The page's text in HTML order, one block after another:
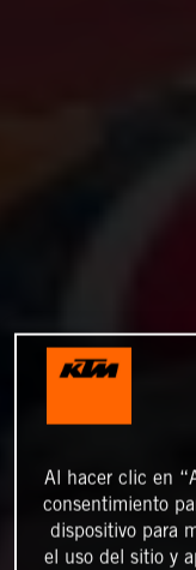
Al hacer clic en
consentimiento
dispositivo para
el uso del sitio y